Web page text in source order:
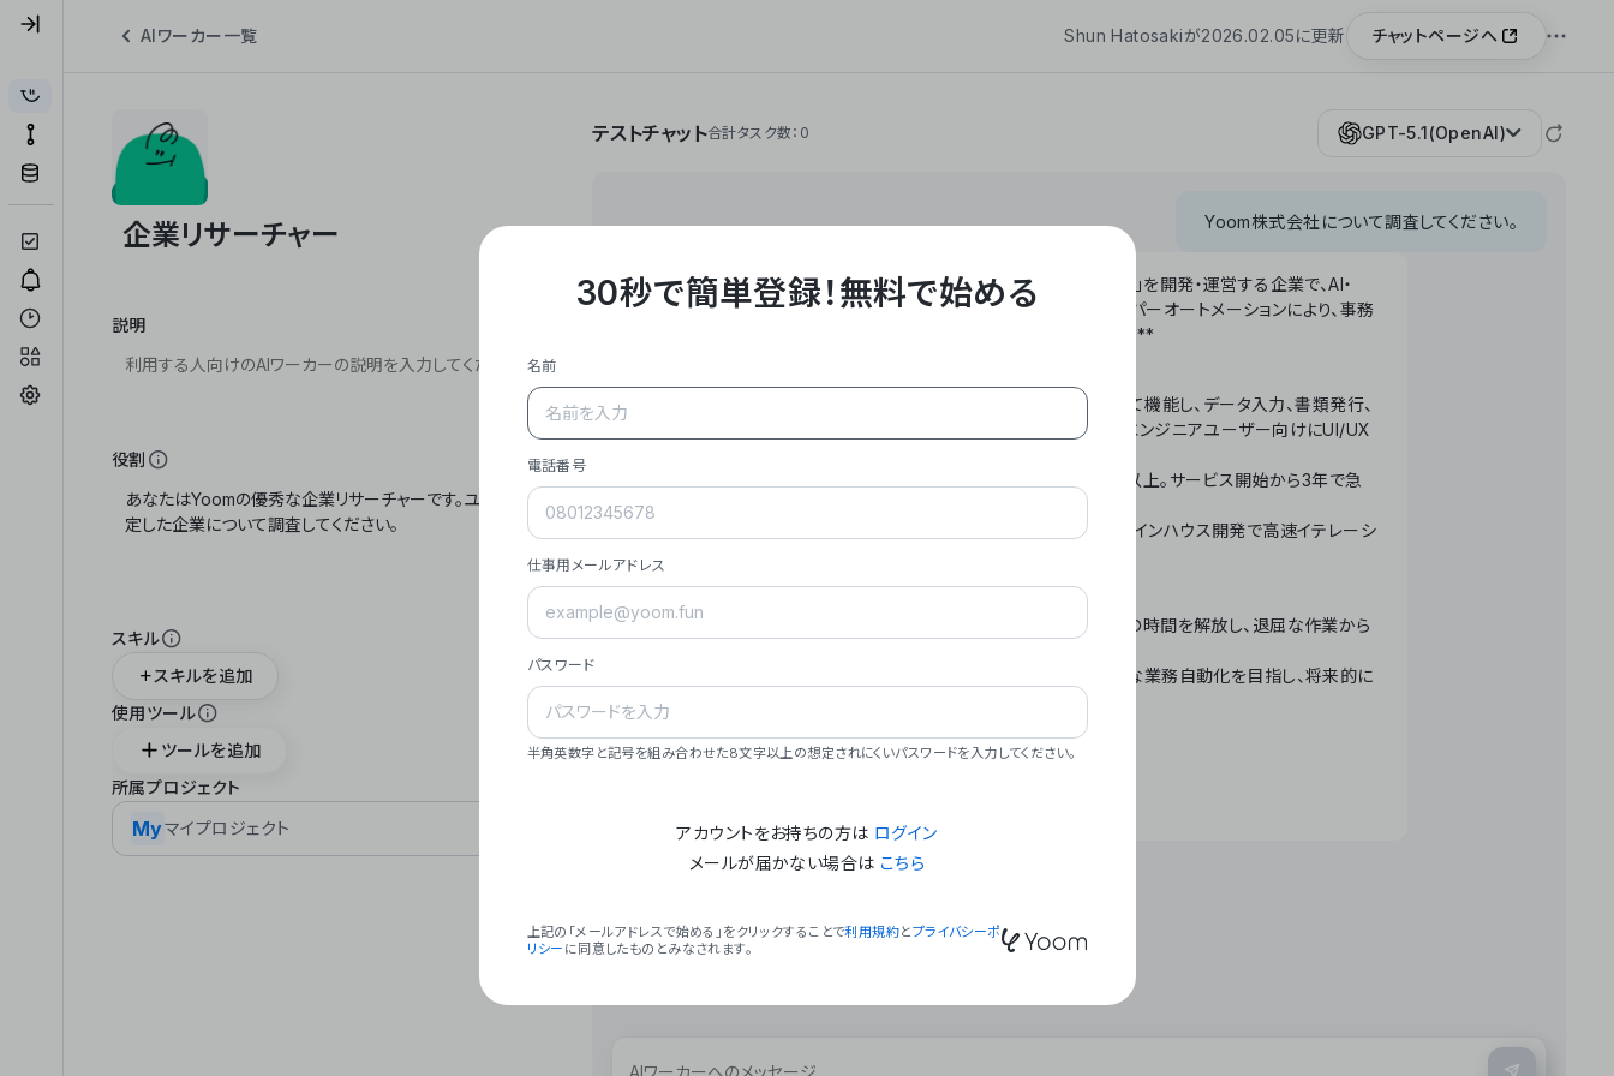
AIワーカー一覧 Shun Hatosakiが2026.02.05に更新 チャットページへ
説明
役割
スキル
スキルを追加
使用ツール
ツールを追加
所属プロジェクト
Myマイプロジェクト
テストチャット合計タスク数：0 GPT-5.1(OpenAI)
Yoom株式会社について調査してください。
**Yoom株式会社は、ビジネスオートメーションSaaS「Yoom」を開発・運営する企業で、AI・
API・RPA・OCRなどの技術をノーコードで組み合わせたハイパーオートメーションにより、事務
作業やデスクワークを自動化するサービスを提供しています。**
- **主力プロダクト「Yoom」**: SaaS連携データベースとして機能し、データ入力、書類発行、
メール対応、請求書処理、日報作成などの業務を自動化。非エンジニアユーザー向けにUI/UX
- **実績**: 国内利用社数20,000社超、直近成長率300%以上。サービス開始から3年で急
- **強み**: すべての自動化技術を1プラットフォームで完結。インハウス開発で高速イテレーシ
- **ミッション**: 「We Make Time」 – テクノロジーで人々の時間を解放し、退屈な作業から
- **ビジョン**: 「Global Business Automation」 – 世界的な業務自動化を目指し、将来的に
### 会社概要
30秒で簡単登録！無料で始める
名前
電話番号
仕事用メールアドレス
パスワード
半角英数字と記号を組み合わせた8文字以上の想定されにくいパスワードを入力してください。
アカウントをお持ちの方は ログイン
メールが届かない場合は こちら
上記の「メールアドレスで始める」をクリックすることで利用規約とプライバシーポ
リシー に同意したものとみなされます。